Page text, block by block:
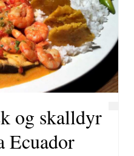
og skalldyr
Ecuador